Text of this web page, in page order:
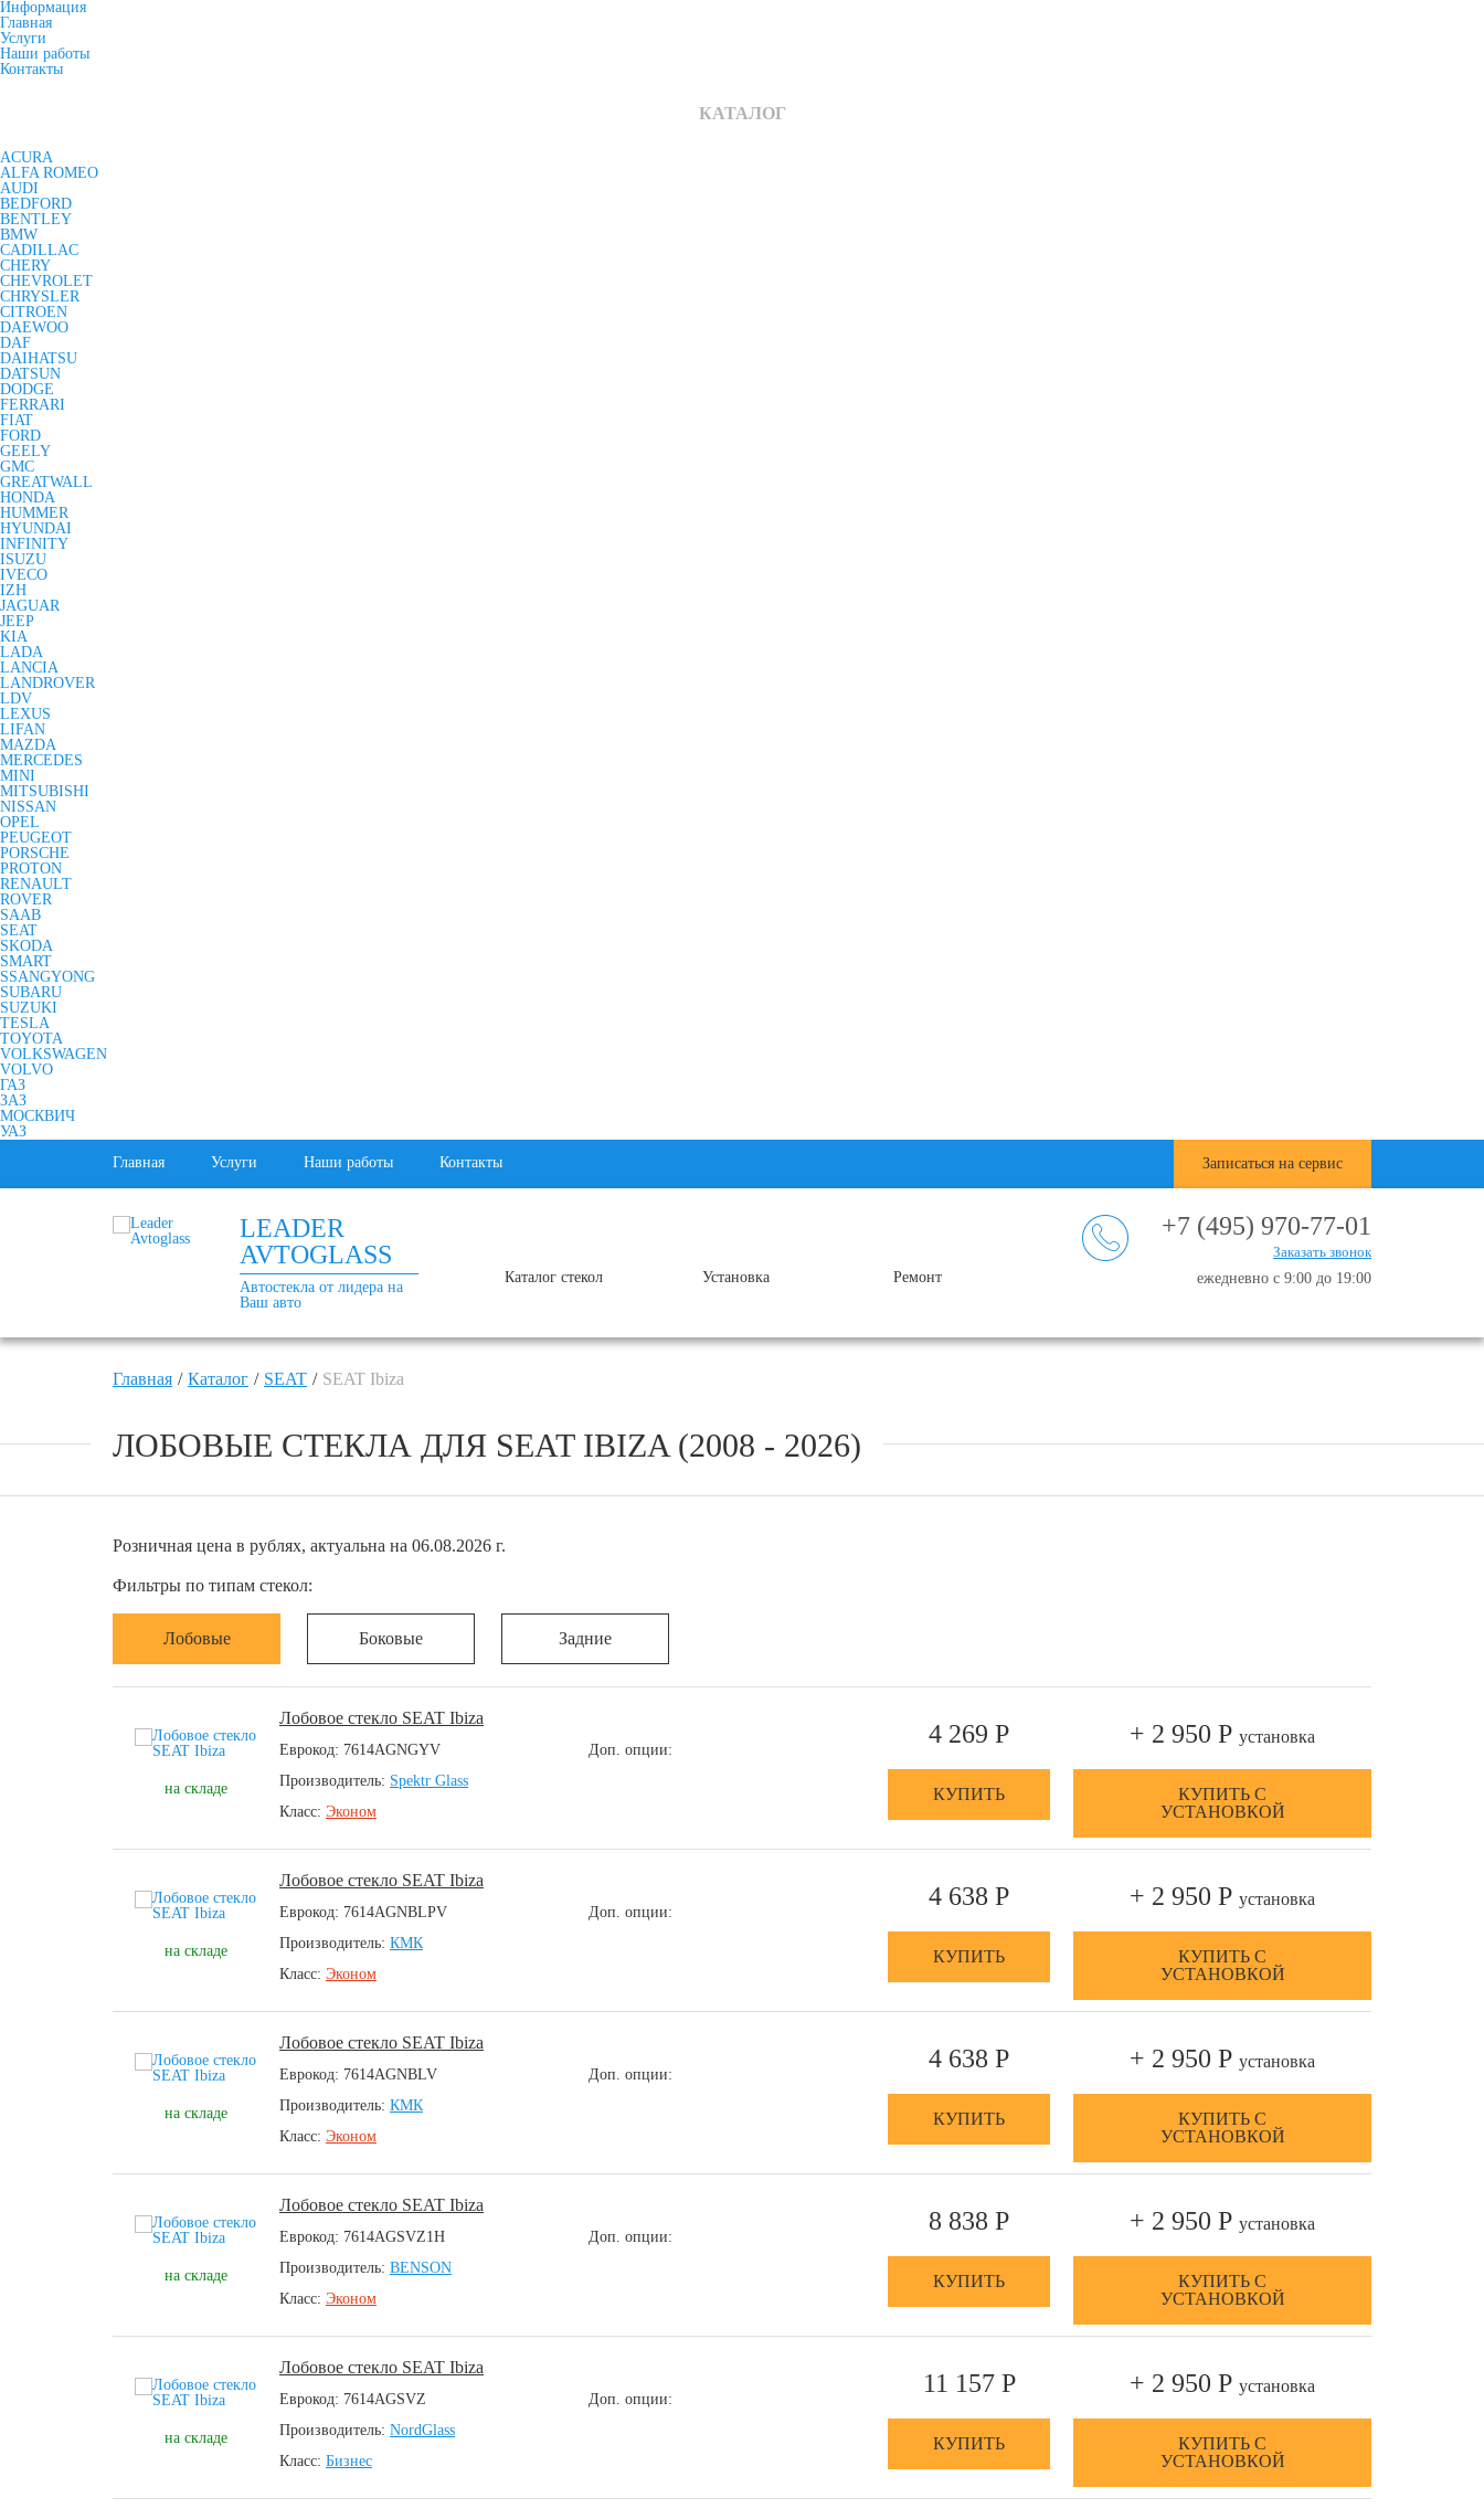
Информация
Главная
Услуги
Наши работы
Контакты
КАТАЛОГ
ACURA
ALFA ROMEO
AUDI
BEDFORD
BENTLEY
BMW
CADILLAC
CHERY
CHEVROLET
CHRYSLER
CITROEN
DAEWOO
DAF
DAIHATSU
DATSUN
DODGE
FERRARI
FIAT
FORD
GEELY
GMC
GREATWALL
HONDA
HUMMER
HYUNDAI
INFINITY
ISUZU
IVECO
IZH
JAGUAR
JEEP
KIA
LADA
LANCIA
LANDROVER
LDV
LEXUS
LIFAN
MAZDA
MERCEDES
MINI
MITSUBISHI
NISSAN
OPEL
PEUGEOT
PORSCHE
PROTON
RENAULT
ROVER
SAAB
SEAT
SKODA
SMART
SSANGYONG
SUBARU
SUZUKI
TESLA
TOYOTA
VOLKSWAGEN
VOLVO
ГАЗ
ЗАЗ
МОСКВИЧ
УАЗ
Главная
Услуги Наши работы Контакты Записаться на сервис
LEADER
AVTOGLASS
Автостекла от лидера на
Ваш авто
Каталог стекол Установка Ремонт
+7 (495) 970-77-01
Заказать звонок
ежедневно с 9:00 до 19:00
Главная Каталог SEAT SEAT Ibiza
ЛОБОВЫЕ СТЕКЛА ДЛЯ SEAT IBIZA (2008 - 2026)
Розничная цена в рублях, актуальна на 06.08.2026 г.
Фильтры по типам стекол:
Лобовые Боковые Задние
на складе
Лобовое стекло SEAT Ibiza
Еврокод: 7614AGNGYV
Производитель: Spektr Glass
Класс: Эконом
Доп. опции:
4 269 Р
КУПИТЬ
+ 2 950 Р установка
КУПИТЬ С
УСТАНОВКОЙ
на складе
Лобовое стекло SEAT Ibiza
Еврокод: 7614AGNBLPV
Производитель: КМК
Класс: Эконом
Доп. опции:
4 638 Р
КУПИТЬ
+ 2 950 Р установка
КУПИТЬ С
УСТАНОВКОЙ
на складе
Лобовое стекло SEAT Ibiza
Еврокод: 7614AGNBLV
Производитель: КМК
Класс: Эконом
Доп. опции:
4 638 Р
КУПИТЬ
+ 2 950 Р установка
КУПИТЬ С
УСТАНОВКОЙ
на складе
Лобовое стекло SEAT Ibiza
Еврокод: 7614AGSVZ1H
Производитель: BENSON
Класс: Эконом
Доп. опции:
8 838 Р
КУПИТЬ
+ 2 950 Р установка
КУПИТЬ С
УСТАНОВКОЙ
на складе
Лобовое стекло SEAT Ibiza
Еврокод: 7614AGSVZ
Производитель: NordGlass
Класс: Бизнес
Доп. опции:
11 157 Р
КУПИТЬ
+ 2 950 Р установка
КУПИТЬ С
УСТАНОВКОЙ